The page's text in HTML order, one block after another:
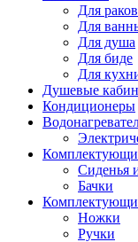
Для
Для
Для душа
Для биде
Для
Душевые
Кондиционеры
Сиденья
Бачки
Ножки
Ручки